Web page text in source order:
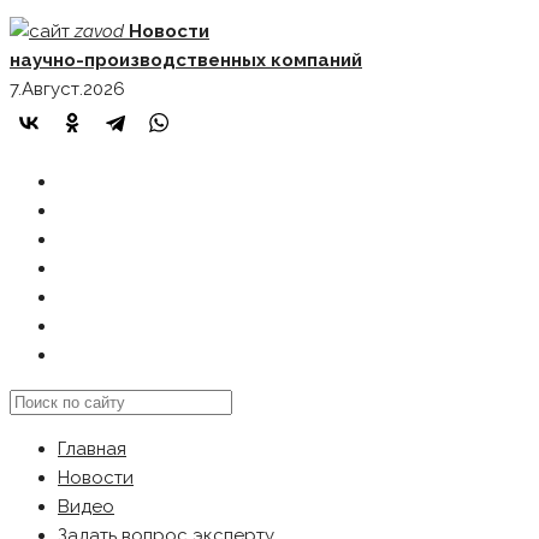
Skip
to
content
zavod Новости
научно-производственных компаний
7.Август.2026
Search
websiteГлавная
Новости
Видео